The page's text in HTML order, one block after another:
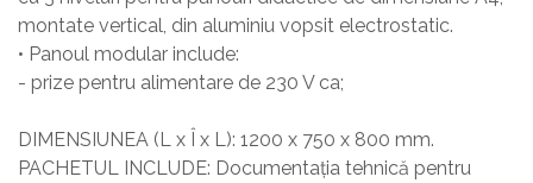
montate vertical, din aluminiu vopsit electrostatic.
• Panoul modular include:
- prize pentru alimentare de 230 V ca;
DIMENSIUNEA (L x Î x L): 1200 x 750 x 800 mm.
PACHETUL INCLUDE: Documentația tehnică pentru